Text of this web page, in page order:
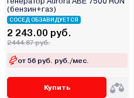
(бензин+газ)
СОСЕД ОБЗАВИДУЕТСЯ
2 243.00 руб.
2444.87 руб.
от 56 руб. руб./мес.
Купить